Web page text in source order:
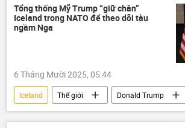
Singapore
Thế giới phương Tây
Tổng thống Mỹ Trump “giữ chân”
Iceland trong NATO để theo dõi tàu
ngầm Nga
6 Tháng Mười 2025, 05:44
Iceland Thế giới
Donald Trump
Hoa Kỳ
Nga
NATO